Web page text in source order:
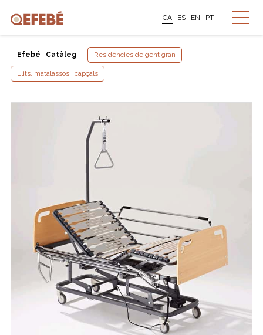
CA ES EN PT
Efebé Catàleg Residències de gent gran
Llits, matalassos i capçals